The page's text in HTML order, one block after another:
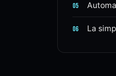
05
06 La